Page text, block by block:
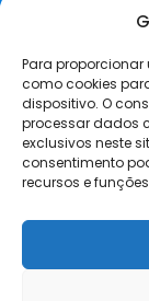
Para
como cookies
dispositivo. O
processar dados
exclusivos neste
consentimento
recursos e
Redes Sociais
Copyright 2025 ©
Educacional